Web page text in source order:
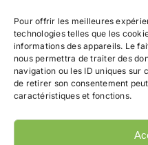
Pour offrir les meilleures
technologies telles que les
informations des appareils. Le
nous permettra de traiter des
navigation ou les ID uniques sur
de retirer son consentement
caractéristiques et fonctions.